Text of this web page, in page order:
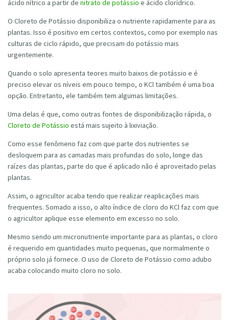
ácido nítrico a partir de nitrato de potássio e ácido clorídrico.
O Cloreto de Potássio disponibiliza o nutriente rapidamente para as
plantas. Isso é positivo em certos contextos, como por exemplo nas
culturas de ciclo rápido, que precisam do potássio mais
urgentemente.
Quando o solo apresenta teores muito baixos de potássio e é
preciso elevar os níveis em pouco tempo, o KCl também é uma boa
opção. Entretanto, ele também tem algumas limitações.
Uma delas é que, como outras fontes de disponibilização rápida, o
Cloreto de Potássio está mais sujeito à lixiviação.
Como esse fenômeno faz com que parte dos nutrientes se
desloquem para as camadas mais profundas do solo, longe das
raízes das plantas, parte do que é aplicado não é aproveitado pelas
plantas.
Assim, o agricultor acaba tendo que realizar reaplicações mais
frequentes. Somado a isso, o alto índice de cloro do KCl faz com que
o agricultor aplique esse elemento em excesso no solo.
Mesmo sendo um micronutriente importante para as plantas, o cloro
é requerido em quantidades muito pequenas, que normalmente o
próprio solo já fornece. O uso de Cloreto de Potássio como adubo
acaba colocando muito cloro no solo.